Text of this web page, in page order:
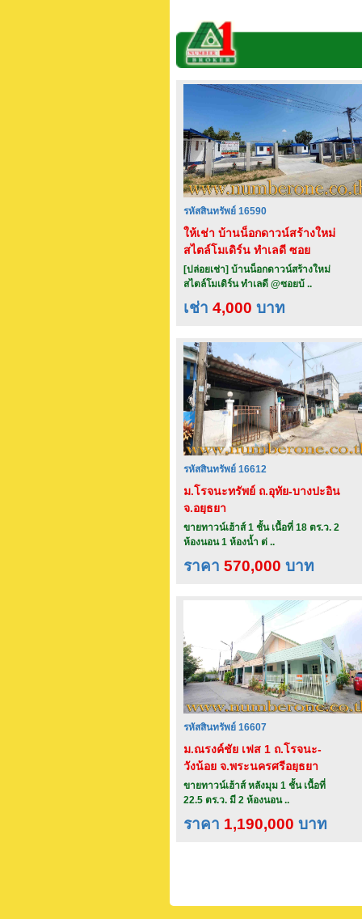
รหัสสินทรัพย์ 16590
ให้เช่า บ้านน็อกดาวน์สร้างใหม่
สไตล์โมเดิร์น ทำเลดี ซอย
บ้านหม้อ 3/1 จ.เพชรบุรี
[ปล่อยเช่า] บ้านน็อกดาวน์สร้างใหม่
สไตล์โมเดิร์น ทำเลดี @ซอยบ้ ..
เช่า 4,000 บาท
รหัสสินทรัพย์ 16612
ม.โรจนะทรัพย์ ถ.อุทัย-บางปะอิน
จ.อยุธยา
ขายทาวน์เฮ้าส์ 1 ชั้น เนื้อที่ 18 ตร.ว. 2
ห้องนอน 1 ห้องน้ำ ต่ ..
ราคา 570,000 บาท
รหัสสินทรัพย์ 16607
ม.ณรงค์ชัย เฟส 1 ถ.โรจนะ-
วังน้อย จ.พระนครศรีอยุธยา
ขายทาวน์เฮ้าส์ หลังมุม 1 ชั้น เนื้อที่
22.5 ตร.ว. มี 2 ห้องนอน ..
ราคา 1,190,000 บาท